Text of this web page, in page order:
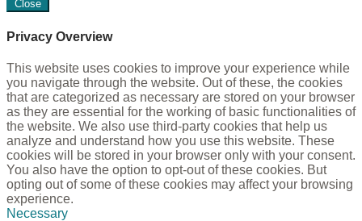
Close
Privacy Overview
This website uses cookies to improve your experience while
you navigate through the website. Out of these, the cookies
that are categorized as necessary are stored on your browser
as they are essential for the working of basic functionalities of
the website. We also use third-party cookies that help us
analyze and understand how you use this website. These
cookies will be stored in your browser only with your consent.
You also have the option to opt-out of these cookies. But
opting out of some of these cookies may affect your browsing
experience.
Necessary